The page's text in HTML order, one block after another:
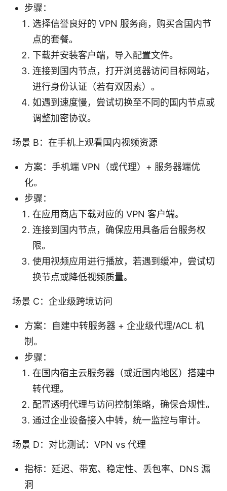
步骤：
选择信誉良好的 VPN 服务商，购买含国内节
点的套餐。
下载并安装客户端，导入配置文件。
连接到国内节点，打开浏览器访问目标网站，
进行身份认证（若有双因素）。
如遇到速度慢，尝试切换至不同的国内节点或
调整加密协议。
场景 B：在手机上观看国内视频资源
方案：手机端 VPN（或代理）+ 服务器端优
化。
步骤：
在应用商店下载对应的 VPN 客户端。
连接到国内节点，确保应用具备后台服务权
限。
使用视频应用进行播放，若遇到缓冲，尝试切
换节点或降低视频质量。
场景 C：企业级跨境访问
方案：自建中转服务器 + 企业级代理/ACL 机
制。
步骤：
在国内宿主云服务器（或近国内地区）搭建中
转代理。
配置透明代理与访问控制策略，确保合规性。
通过企业设备接入中转，统一监控与审计。
场景 D：对比测试：VPN vs 代理
指标：延迟、带宽、稳定性、丢包率、DNS 漏
洞